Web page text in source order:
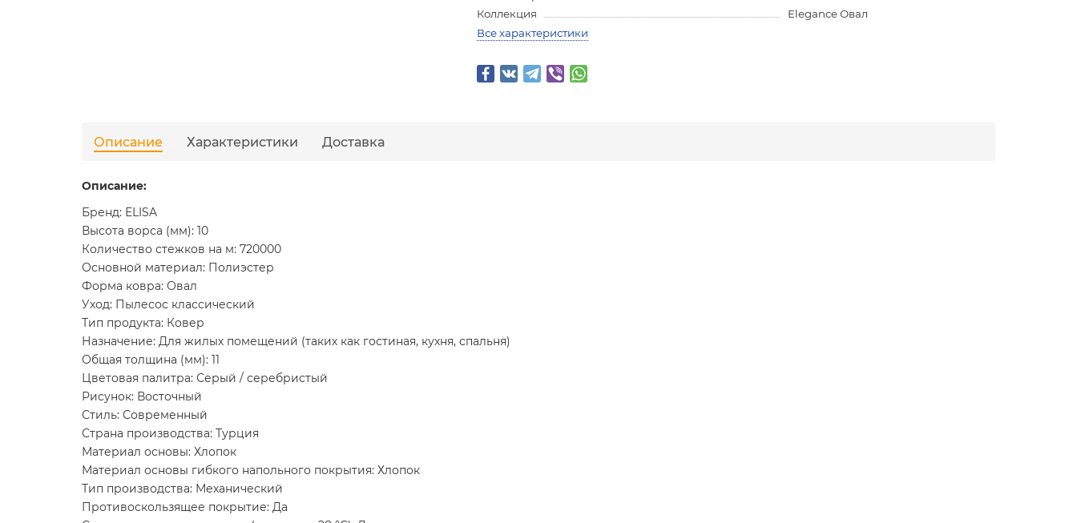
Коллекция
Elegance Овал
Все характеристики
Описание Характеристики Доставка
Описание:
Бренд: ELISA
Высота ворса (мм): 10
Количество стежков на м: 720000
Основной материал: Полиэстер
Форма ковра: Овал
Уход: Пылесос классический
Тип продукта: Ковер
Назначение: Для жилых помещений (таких как гостиная, кухня, спальня)
Общая толщина (мм): 11
Цветовая палитра: Серый / серебристый
Рисунок: Восточный
Стиль: Современный
Страна производства: Турция
Материал основы: Хлопок
Материал основы гибкого напольного покрытия: Хлопок
Тип производства: Механический
Противоскользящее покрытие: Да